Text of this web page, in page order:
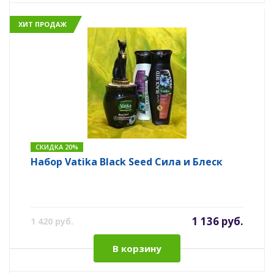
ХИТ ПРОДАЖ
СКИДКА 20%
Набор Vatika Black Seed Сила и Блеск
1 420 руб. 1 136 руб.
В корзину